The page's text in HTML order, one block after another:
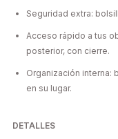
Seguridad extra:
Acceso rápido a tus
posterior, con cierre.
Organización interna:
en su lugar.
DETALLES